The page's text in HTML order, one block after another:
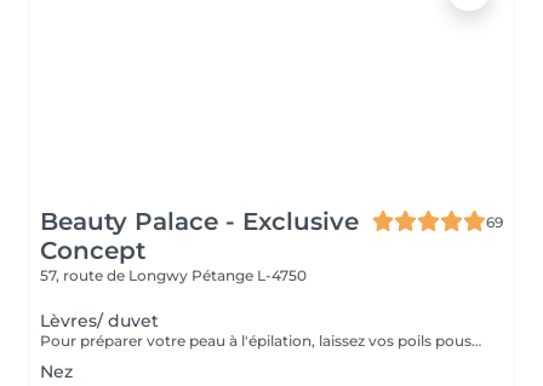
Beauty Palace - Exclusive
Concept
69
57, route de Longwy Pétange L-4750
Lèvres/ duvet
Pour préparer votre peau à l'épilation, laissez vos poils pousser pendant au moins deux semaines après le dernier rasage pour assurer une longueur adéquate. Il est également recommandé, mais non indispensable, d'effectuer un gommage doux 24 heures avant la séance pour éliminer les cellules mortes et faciliter l'extraction des poils. Le jour de l'épilation, évitez d'appliquer des crèmes ou des huiles sur la zone concernée afin d'assurer une bonne adhérence de la cire. Enfin, protégez votre peau en évitant l'exposition au soleil ou les séances de bronzage, qui pourraient la rendre plus sensible et irritable.
Nez